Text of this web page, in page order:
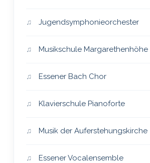
Jugendsymphonieorchester
Musikschule Margarethenhöhe
Essener Bach Chor
Klavierschule Pianoforte
Musik der Auferstehungskirche
Essener Vocalensemble